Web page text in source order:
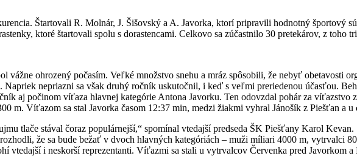
Štartovali R. Molnár, J. Šišovský a A. Javorka, ktorí pripravili hodnotný športový
ktoré štartovali spolu s dorastencami. Celkovo sa zúčastnilo 30 pretekárov, z toho
vážne ohrozený počasím. Veľké množstvo snehu a mráz spôsobili, že nebyť obetavosti
Napriek nepriazni sa však druhý ročník uskutočnil, i keď s veľmi preriedenou účasťou.
aj počinom víťaza hlavnej kategórie Antona Javorku. Ten odovzdal pohár za
m. Víťazom sa stal Javorka časom 12:37 min, medzi žiakmi vyhral Jánošík z Piešťan a
tlače stával čoraz populárnejší,“ spomínal vtedajší predseda ŠK Piešťany Karol
že sa bude bežať v dvoch hlavných kategóriách – muži míliari 4000 m, vytrvalci
vtedajší i neskorší reprezentanti. Víťazmi sa stali u vytrvalcov Červenka pred Javorkom